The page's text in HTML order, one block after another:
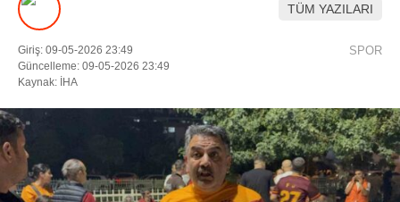
Facebook
SAĞLIK
EĞİTİM
ÇEVRE
TÜM YAZILARI
Giriş: 09-05-2026 23:49
Güncelleme: 09-05-2026 23:49
Kaynak: İHA
SPOR